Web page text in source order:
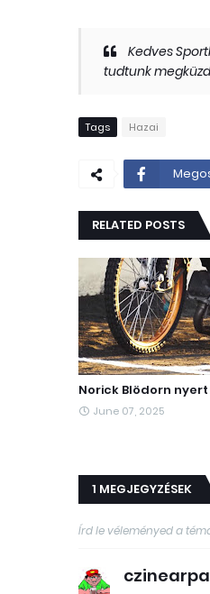
Kedves
tudtunk
Tags Hazai
RELATED POSTS
Norick Blödorn
June 07, 2025
1 MEGJEGYZÉSEK
Írd le véleményed a